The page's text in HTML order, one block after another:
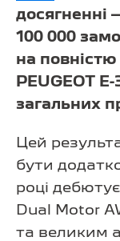
100 000
на повністю
PEUGEOT
загальних
Цей
бути
році
Dual Motor
та великим